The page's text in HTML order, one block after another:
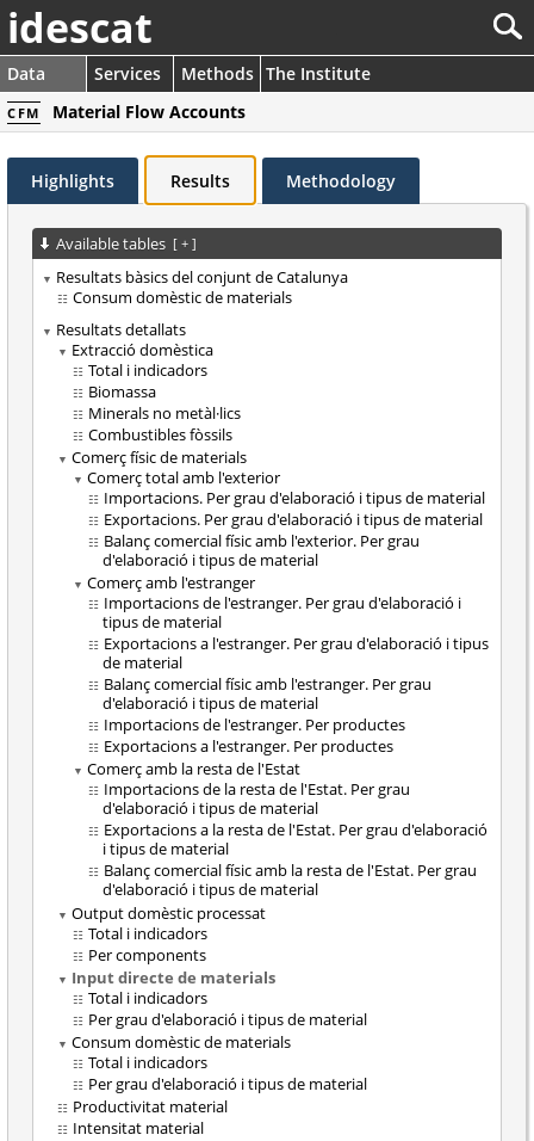
idescat
Data Services Methods The Institute
CFM Material Flow Accounts
Highlights Results Methodology
Available tables [ + ]
Resultats bàsics del conjunt de Catalunya
Consum domèstic de materials
Resultats detallats
Extracció domèstica
Total i indicadors
Biomassa
Minerals no metàl·lics
Combustibles fòssils
Comerç físic de materials
Comerç total amb l'exterior
Importacions. Per grau d'elaboració i tipus de material
Exportacions. Per grau d'elaboració i tipus de material
Balanç comercial físic amb l'exterior. Per grau
d'elaboració i tipus de material
Comerç amb l'estranger
Importacions de l'estranger. Per grau d'elaboració i
tipus de material
Exportacions a l'estranger. Per grau d'elaboració i tipus
de material
Balanç comercial físic amb l'estranger. Per grau
d'elaboració i tipus de material
Importacions de l'estranger. Per productes
Exportacions a l'estranger. Per productes
Comerç amb la resta de l'Estat
Importacions de la resta de l'Estat. Per grau
d'elaboració i tipus de material
Exportacions a la resta de l'Estat. Per grau d'elaboració
i tipus de material
Balanç comercial físic amb la resta de l'Estat. Per grau
d'elaboració i tipus de material
Output domèstic processat
Total i indicadors
Per components
Input directe de materials
Total i indicadors
Per grau d'elaboració i tipus de material
Consum domèstic de materials
Total i indicadors
Per grau d'elaboració i tipus de material
Productivitat material
Intensitat material